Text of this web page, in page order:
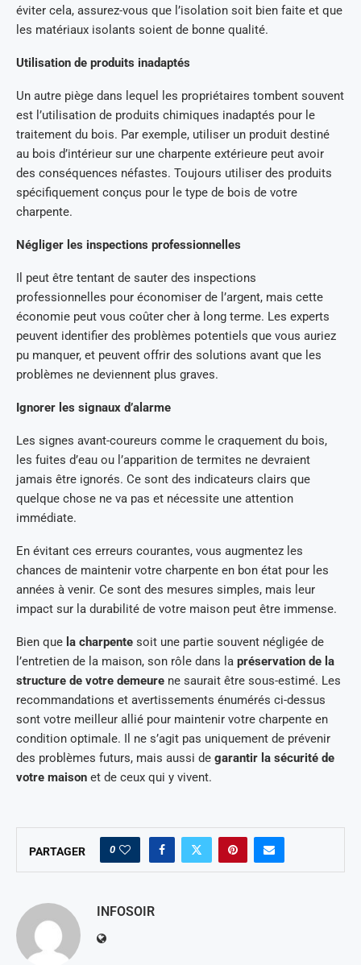
éviter cela, assurez-vous que l’isolation soit bien faite et que
les matériaux isolants soient de bonne qualité.
Utilisation de produits inadaptés
Un autre piège dans lequel les propriétaires tombent souvent
est l’utilisation de produits chimiques inadaptés pour le
traitement du bois. Par exemple, utiliser un produit destiné
au bois d’intérieur sur une charpente extérieure peut avoir
des conséquences néfastes. Toujours utiliser des produits
spécifiquement conçus pour le type de bois de votre
charpente.
Négliger les inspections professionnelles
Il peut être tentant de sauter des inspections
professionnelles pour économiser de l’argent, mais cette
économie peut vous coûter cher à long terme. Les experts
peuvent identifier des problèmes potentiels que vous auriez
pu manquer, et peuvent offrir des solutions avant que les
problèmes ne deviennent plus graves.
Ignorer les signaux d’alarme
Les signes avant-coureurs comme le craquement du bois,
les fuites d’eau ou l’apparition de termites ne devraient
jamais être ignorés. Ce sont des indicateurs clairs que
quelque chose ne va pas et nécessite une attention
immédiate.
En évitant ces erreurs courantes, vous augmentez les
chances de maintenir votre charpente en bon état pour les
années à venir. Ce sont des mesures simples, mais leur
impact sur la durabilité de votre maison peut être immense.
Bien que la charpente soit une partie souvent négligée de
l’entretien de la maison, son rôle dans la préservation de la
structure de votre demeure ne saurait être sous-estimé. Les
recommandations et avertissements énumérés ci-dessus
sont votre meilleur allié pour maintenir votre charpente en
condition optimale. Il ne s’agit pas uniquement de prévenir
des problèmes futurs, mais aussi de garantir la sécurité de
votre maison et de ceux qui y vivent.
PARTAGER 0
INFOSOIR